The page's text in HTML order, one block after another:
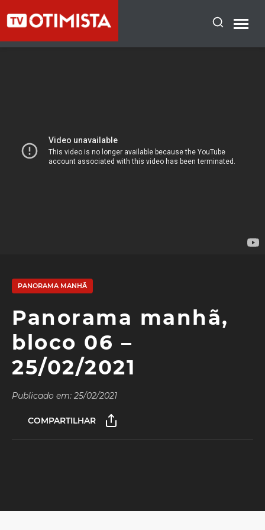
PANORAMA MANHÃ
Panorama manhã,
bloco 06 –
25/02/2021
Publicado em: 25/02/2021
COMPARTILHAR